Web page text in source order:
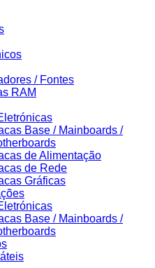
/ Fontes
RAM
Base / Mainboards /
de Alimentação
de Rede
Gráficas
Base / Mainboards /